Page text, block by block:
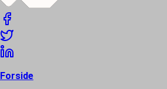
Forside